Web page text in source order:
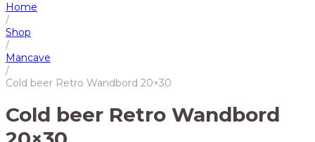
Home
/
Shop
/
Mancave
/
Cold beer Retro Wandbord 20×30
Cold beer Retro Wandbord